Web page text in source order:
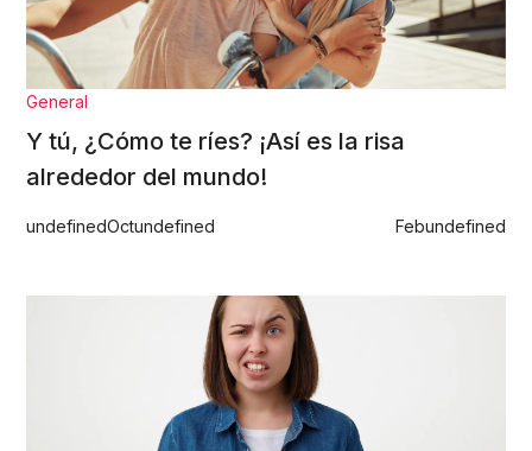
General
Y tú, ¿Cómo te ríes? ¡Así es la risa
alrededor del mundo!
undefinedOctundefined Febundefined